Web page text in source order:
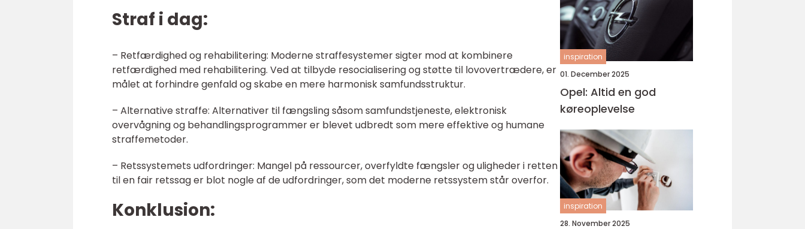
Straf i dag:
– Retfærdighed og rehabilitering: Moderne straffesystemer sigter mod at kombinere
retfærdighed med rehabilitering. Ved at tilbyde resocialisering og støtte til lovovertrædere, er
målet at forhindre genfald og skabe en mere harmonisk samfundsstruktur.
– Alternative straffe: Alternativer til fængsling såsom samfundstjeneste, elektronisk
overvågning og behandlingsprogrammer er blevet udbredt som mere effektive og humane
straffemetoder.
– Retssystemets udfordringer: Mangel på ressourcer, overfyldte fængsler og uligheder i retten
til en fair retssag er blot nogle af de udfordringer, som det moderne retssystem står overfor.
Konklusion:
inspiration
01. December 2025
Opel: Altid en god
køreoplevelse
inspiration
28. November 2025